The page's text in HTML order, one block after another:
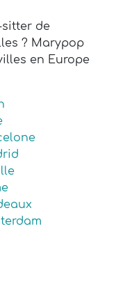
sitter de
? Marypop
en Europe